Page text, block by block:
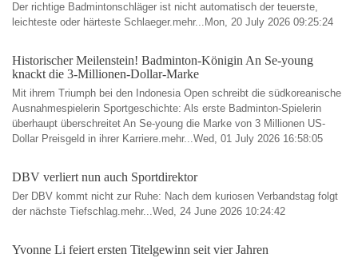
Der richtige Badmintonschläger ist nicht automatisch der teuerste,
leichteste oder härteste Schlaeger.mehr...Mon, 20 July 2026 09:25:24
Historischer Meilenstein! Badminton-Königin An Se-young
knackt die 3-Millionen-Dollar-Marke
Mit ihrem Triumph bei den Indonesia Open schreibt die südkoreanische
Ausnahmespielerin Sportgeschichte: Als erste Badminton-Spielerin
überhaupt überschreitet An Se-young die Marke von 3 Millionen US-
Dollar Preisgeld in ihrer Karriere.mehr...Wed, 01 July 2026 16:58:05
DBV verliert nun auch Sportdirektor
Der DBV kommt nicht zur Ruhe: Nach dem kuriosen Verbandstag folgt
der nächste Tiefschlag.mehr...Wed, 24 June 2026 10:24:42
Yvonne Li feiert ersten Titelgewinn seit vier Jahren